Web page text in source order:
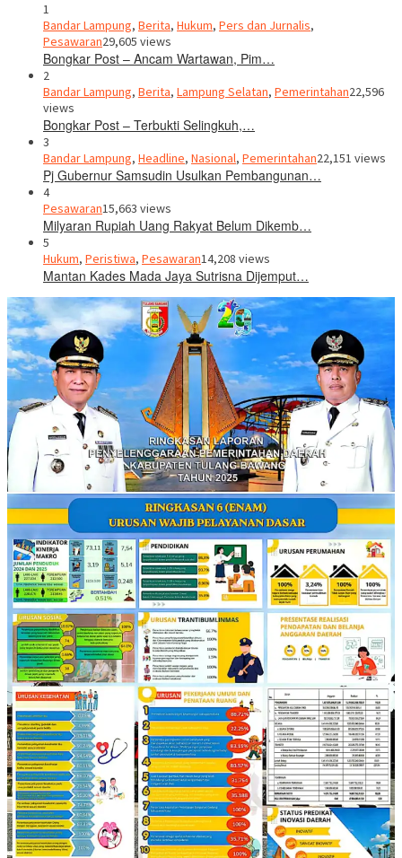
1
Bandar Lampung, Berita, Hukum, Pers dan Jurnalis,
Pesawaran29,605 views
Bongkar Post – Ancam Wartawan, Pim…
2
Bandar Lampung, Berita, Lampung Selatan, Pemerintahan22,596
views
Bongkar Post – Terbukti Selingkuh,…
3
Bandar Lampung, Headline, Nasional, Pemerintahan22,151 views
Pj Gubernur Samsudin Usulkan Pembangunan…
4
Pesawaran15,663 views
Milyaran Rupiah Uang Rakyat Belum Dikemb…
5
Hukum, Peristiwa, Pesawaran14,208 views
Mantan Kades Mada Jaya Sutrisna Dijemput…